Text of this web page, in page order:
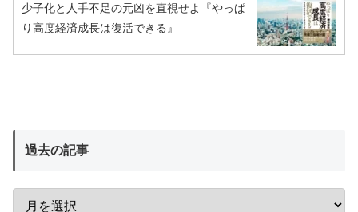
少子化と人手不足の元凶を直視せよ『やっぱ
り高度経済成長は復活できる』
過去の記事